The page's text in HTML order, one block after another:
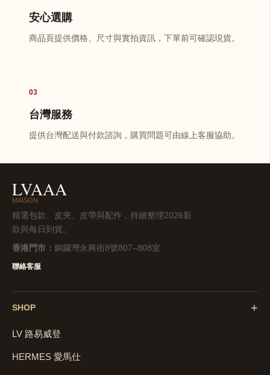
安心選購
商品頁提供價格、尺寸與實拍資訊，下單前可確認現貨。
03
台灣服務
提供台灣配送與付款諮詢，購買問題可由線上客服協助。
LVAAA
MAISON
精選包款、皮夾、皮帶與配件，持續整理2026新
款與每日到貨。
香港門市： 銅鑼灣永興街8號807–808室
聯絡客服
SHOP +
LV 路易威登
HERMES 愛馬仕